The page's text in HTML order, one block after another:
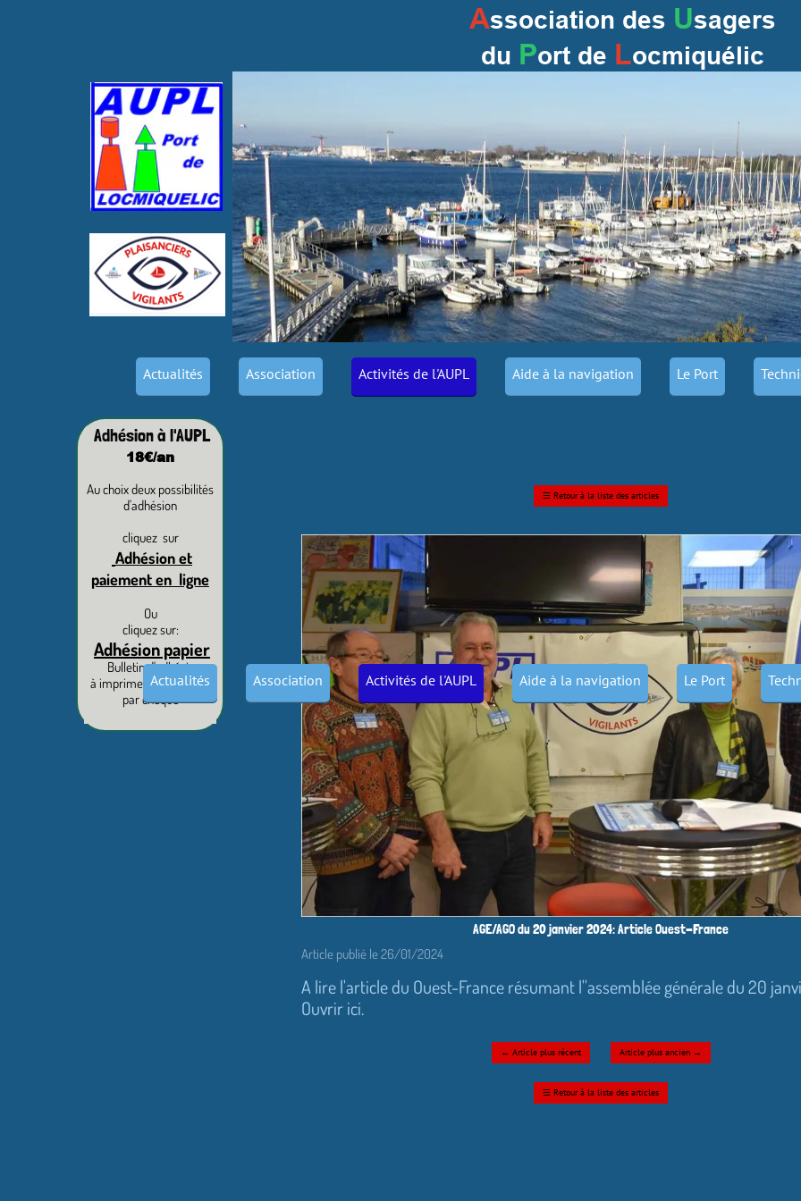
Adhésion à l'AUPL
18€/an
Au choix deux possibilités
d'adhésion
cliquez sur
Adhésion et
paiement en ligne
Ou
cliquez sur:
Adhésion papier
Bulletin d'adhésion
à imprimer et paiement
par chèque
Association des Usagers
du Port de Locmiquélic
Actualités Association Activités de l'AUPL Aide à la navigation Le Port
Actualités Association Activités de l'AUPL Aide à la navigation Le Port
☰ Retour à la liste des articles
AGE/AGO du 20 janvier 2024: Article Ouest-France
Article publié le 26/01/2024
A lire l'article du Ouest-France résumant l''assemblée générale du 20
Ouvrir ici.
← Article plus récent Article plus ancien→
☰ Retour à la liste des articles